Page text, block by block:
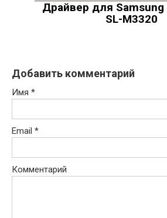
Драйвер для Samsung
SL-M3320
Добавить комментарий
Имя *
Email *
Комментарий